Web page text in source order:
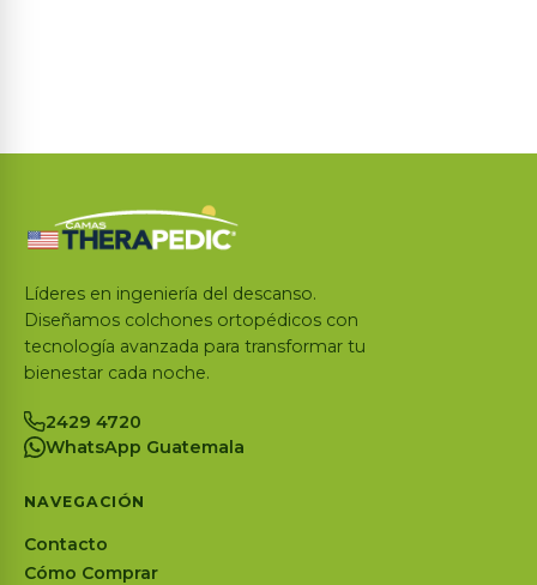
Líderes en ingeniería del descanso.
Diseñamos colchones ortopédicos con
tecnología avanzada para transformar tu
bienestar cada noche.
2429 4720
WhatsApp Guatemala
NAVEGACIÓN
Contacto
Cómo Comprar